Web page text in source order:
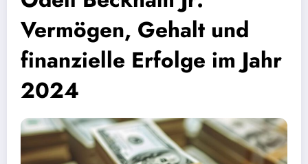
Vermögen, Gehalt und
finanzielle Erfolge im Jahr
2024